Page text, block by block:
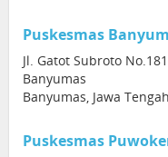
Puskesmas
Jl. Gatot Subroto
Banyumas
Banyumas, Jawa
Puskesmas